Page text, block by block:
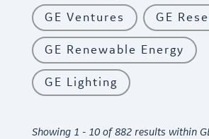
GE Ventures GE
GE Renewable Energy
GE Lighting
Showing 1 - 10 of 882 results within